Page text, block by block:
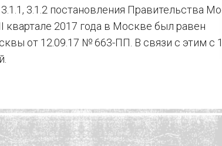
3.1.2 постановления Правительства
2017 года в Москве был равен
от 12.09.17 № 663-ПП. В связи с этим с